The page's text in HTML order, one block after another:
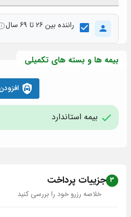
راننده بین 26 تا 69 سال
بیمه ها و بسته های تکمیلی
بیمه استاندارد
3 جزییات پرداخت
خلاصه رزرو خود را بررسی کنید